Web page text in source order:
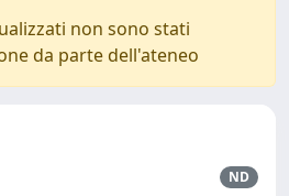
non sono stati
da parte dell'ateneo
ND